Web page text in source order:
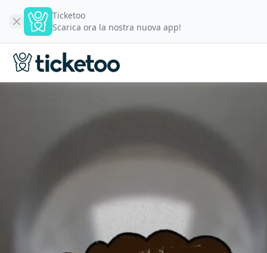
Ticketoo
Scarica ora la nostra nuova app!